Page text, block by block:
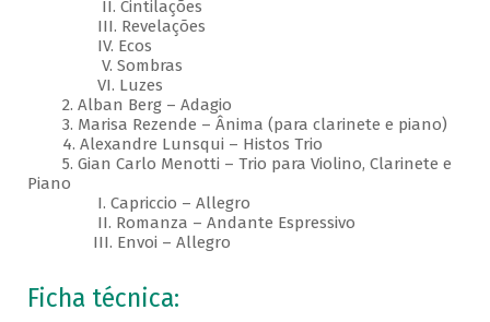
II. Cintilações
III. Revelações
IV. Ecos
V. Sombras
VI. Luzes
2. Alban Berg – Adagio
3. Marisa Rezende – Ânima (para clarinete e piano)
4. Alexandre Lunsqui – Histos Trio
5. Gian Carlo Menotti – Trio para Violino, Clarinete e
Piano
I. Capriccio – Allegro
II. Romanza – Andante Espressivo
III. Envoi – Allegro
Ficha técnica: